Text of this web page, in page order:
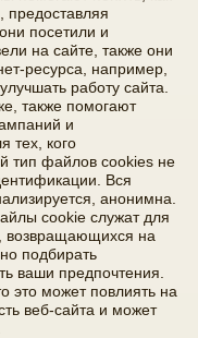
Q
F.
S
U
предоставляя
посетили и
на сайте, также они
ресурса, например,
работу сайта.
также помогают
и
тех, кого
тип файлов cookies не
Вся
анонимна.
cookie служат для
возвращающихся на
подбирать
ваши предпочтения.
это может повлиять на
веб-сайта и может